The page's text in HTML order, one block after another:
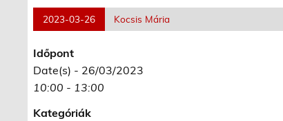
2023-03-26 Kocsis Mária
Időpont
Date(s) - 26/03/2023
10:00 - 13:00
Kategóriák